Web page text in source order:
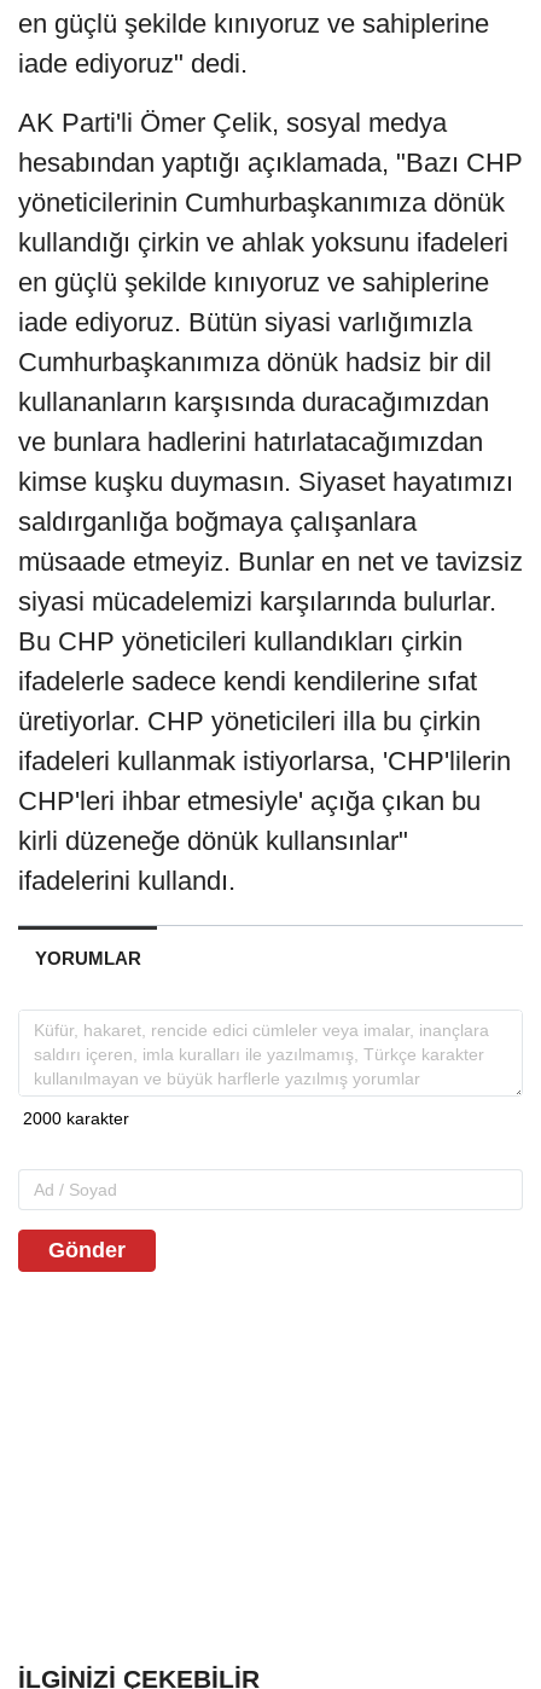
en güçlü şekilde kınıyoruz ve sahiplerine
iade ediyoruz" dedi.
AK Parti'li Ömer Çelik, sosyal medya
hesabından yaptığı açıklamada, "Bazı CHP
yöneticilerinin Cumhurbaşkanımıza dönük
kullandığı çirkin ve ahlak yoksunu ifadeleri
en güçlü şekilde kınıyoruz ve sahiplerine
iade ediyoruz. Bütün siyasi varlığımızla
Cumhurbaşkanımıza dönük hadsiz bir dil
kullananların karşısında duracağımızdan
ve bunlara hadlerini hatırlatacağımızdan
kimse kuşku duymasın. Siyaset hayatımızı
saldırganlığa boğmaya çalışanlara
müsaade etmeyiz. Bunlar en net ve tavizsiz
siyasi mücadelemizi karşılarında bulurlar.
Bu CHP yöneticileri kullandıkları çirkin
ifadelerle sadece kendi kendilerine sıfat
üretiyorlar. CHP yöneticileri illa bu çirkin
ifadeleri kullanmak istiyorlarsa, 'CHP'lilerin
CHP'leri ihbar etmesiyle' açığa çıkan bu
kirli düzeneğe dönük kullansınlar"
ifadelerini kullandı.
YORUMLAR
Gönder
İLGINIZI ÇEKEBILIR